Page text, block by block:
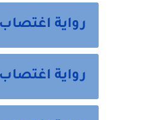
رواية اغتصاب
رواية اغتصاب